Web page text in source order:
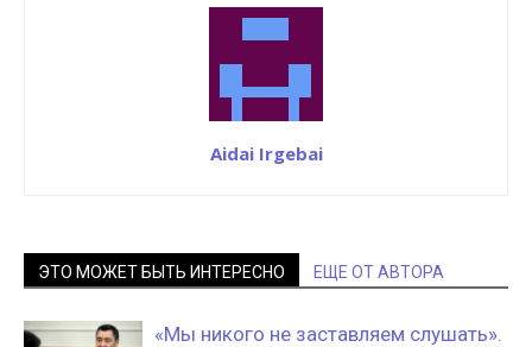
Aidai Irgebai
ЭТО МОЖЕТ БЫТЬ ИНТЕРЕСНО ЕЩЕ ОТ АВТОРА
«Мы никого не заставляем слушать».